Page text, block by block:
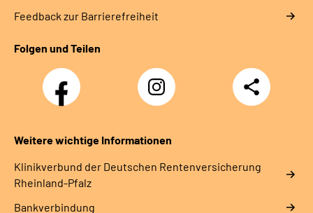
Feedback zur Barrierefreiheit
Folgen und Teilen
Facebook
Instagram
DRV
Nachwuchskräfte
Teilen
Weitere wichtige Informationen
Klinikverbund der Deutschen Rentenversicherung
Rheinland-Pfalz
Bankverbindung